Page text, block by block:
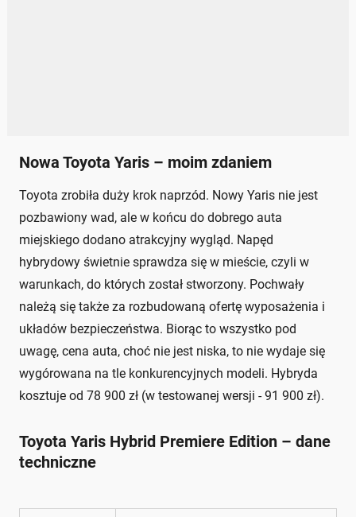
Nowa Toyota Yaris – moim zdaniem
Toyota zrobiła duży krok naprzód. Nowy Yaris nie jest
pozbawiony wad, ale w końcu do dobrego auta
miejskiego dodano atrakcyjny wygląd. Napęd
hybrydowy świetnie sprawdza się w mieście, czyli w
warunkach, do których został stworzony. Pochwały
należą się także za rozbudowaną ofertę wyposażenia i
układów bezpieczeństwa. Biorąc to wszystko pod
uwagę, cena auta, choć nie jest niska, to nie wydaje się
wygórowana na tle konkurencyjnych modeli. Hybryda
kosztuje od 78 900 zł (w testowanej wersji - 91 900 zł).
Toyota Yaris Hybrid Premiere Edition – dane
techniczne